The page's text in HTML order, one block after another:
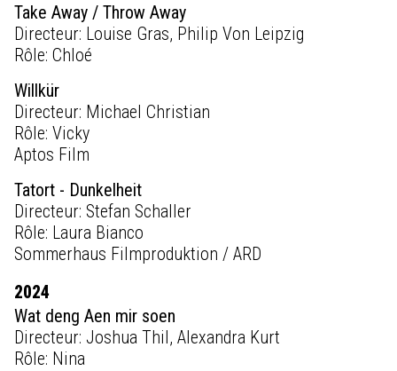
Take Away / Throw Away
Directeur: Louise Gras, Philip Von Leipzig
Rôle: Chloé
Willkür
Directeur: Michael Christian
Rôle: Vicky
Aptos Film
Tatort - Dunkelheit
Directeur: Stefan Schaller
Rôle: Laura Bianco
Sommerhaus Filmproduktion / ARD
2024
Wat deng Aen mir soen
Directeur: Joshua Thil, Alexandra Kurt
Rôle: Nina